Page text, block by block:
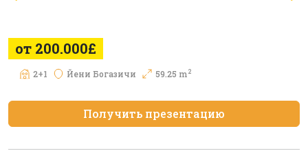
от 200.000£
2+1 Йени Богазичи 59.25 m2
Получить презентацию